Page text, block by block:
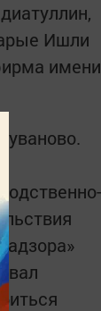
Ишли
имени